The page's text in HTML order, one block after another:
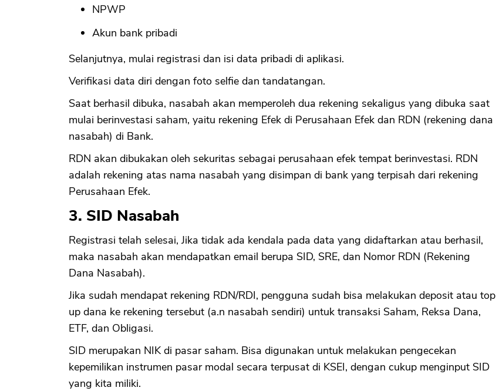
NPWP
Akun bank pribadi
Selanjutnya, mulai registrasi dan isi data pribadi di aplikasi.
Verifikasi data diri dengan foto selfie dan tandatangan.
Saat berhasil dibuka, nasabah akan memperoleh dua rekening sekaligus yang dibuka saat
mulai berinvestasi saham, yaitu rekening Efek di Perusahaan Efek dan RDN (rekening dana
nasabah) di Bank.
RDN akan dibukakan oleh sekuritas sebagai perusahaan efek tempat berinvestasi. RDN
adalah rekening atas nama nasabah yang disimpan di bank yang terpisah dari rekening
Perusahaan Efek.
3. SID Nasabah
Registrasi telah selesai, Jika tidak ada kendala pada data yang didaftarkan atau berhasil,
maka nasabah akan mendapatkan email berupa SID, SRE, dan Nomor RDN (Rekening
Dana Nasabah).
Jika sudah mendapat rekening RDN/RDI, pengguna sudah bisa melakukan deposit atau top
up dana ke rekening tersebut (a.n nasabah sendiri) untuk transaksi Saham, Reksa Dana,
ETF, dan Obligasi.
SID merupakan NIK di pasar saham. Bisa digunakan untuk melakukan pengecekan
kepemilikan instrumen pasar modal secara terpusat di KSEI, dengan cukup menginput SID
yang kita miliki.